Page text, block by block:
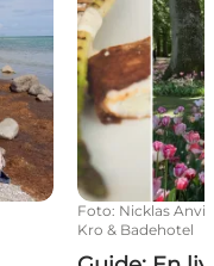
Foto: Nicklas
Kro & Badehotel